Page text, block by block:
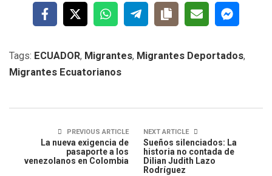
Tags: ECUADOR, Migrantes, Migrantes Deportados,
Migrantes Ecuatorianos
PREVIOUS ARTICLE
La nueva exigencia de
pasaporte a los
venezolanos en Colombia
NEXT ARTICLE
Sueños silenciados: La
historia no contada de
Dilian Judith Lazo
Rodríguez